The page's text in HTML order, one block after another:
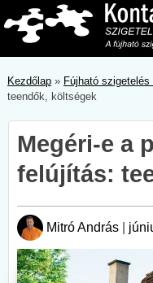
to
content
Kezdőlap» Fújható szigetelés
teendők, költségek
Megéri-e a
felújítás:
Mitró András